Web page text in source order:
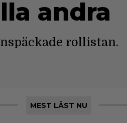
andra
rollistan.
MEST LÄST NU